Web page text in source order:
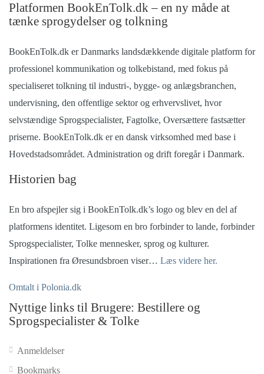
Platformen BookEnTolk.dk – en ny måde at
tænke sprogydelser og tolkning
BookEnTolk.dk er Danmarks landsdækkende digitale platform for
professionel kommunikation og tolkebistand, med fokus på
specialiseret tolkning til industri-, bygge- og anlægsbranchen,
undervisning, den offentlige sektor og erhvervslivet, hvor
selvstændige Sprogspecialister, Fagtolke, Oversættere fastsætter
priserne. BookEnTolk.dk er en dansk virksomhed med base i
Hovedstadsområdet. Administration og drift foregår i Danmark.
Historien bag
En bro afspejler sig i BookEnTolk.dk’s logo og blev en del af
platformens identitet. Ligesom en bro forbinder to lande, forbinder
Sprogspecialister, Tolke mennesker, sprog og kulturer.
Inspirationen fra Øresundsbroen viser… Læs videre her.
Omtalt i Polonia.dk
Nyttige links til Brugere: Bestillere og
Sprogspecialister & Tolke
Anmeldelser
Bookmarks